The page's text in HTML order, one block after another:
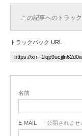
この記事へのトラッ
トラックバック URL
名前
E-MAIL - 公開されませ